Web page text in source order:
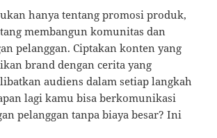
hanya tentang promosi produk,
membangun komunitas dan
pelanggan. Ciptakan konten yang
brand dengan cerita yang
audiens dalam setiap langkah
lagi kamu bisa berkomunikasi
pelanggan tanpa biaya besar? Ini